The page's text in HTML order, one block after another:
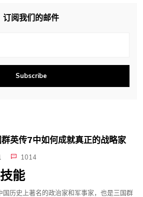
订阅我们的邮件
Subscribe
英传7中如何成就真正的战略家
1014
能
历史上著名的政治家和军事家，也是三国群